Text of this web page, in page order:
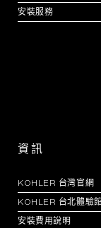
安裝服務
資訊
KOHLER 台灣官網
KOHLER 台北體驗
安裝費用說明